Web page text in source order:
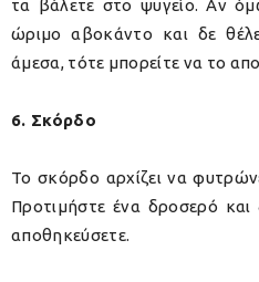
τα βάλετε στο ψυγείο. Αν
ώριμο αβοκάντο και δε
άμεσα, τότε μπορείτε να το
6. Σκόρδο
Το σκόρδο αρχίζει να
Προτιμήστε ένα δροσερό
αποθηκεύσετε.